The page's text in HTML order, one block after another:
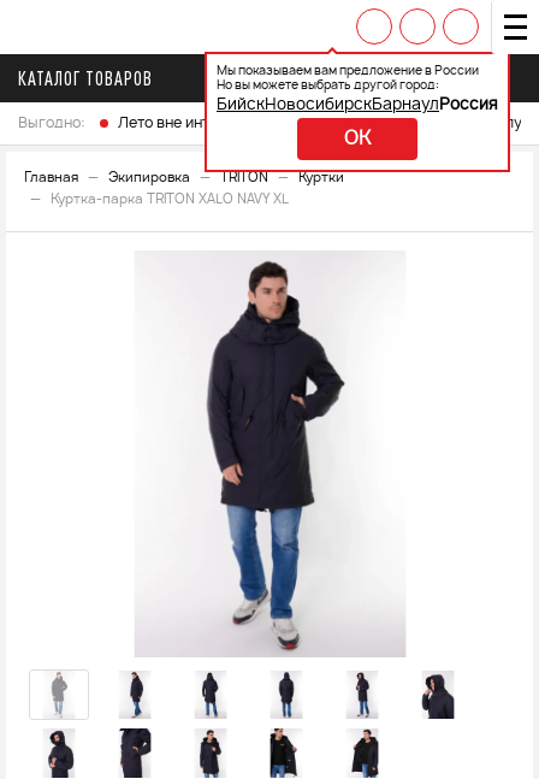
Мы показываем вам предложение в России
Но вы можете выбрать другой город:
БийскНовосибирскБарнаул Россия
OK
КАТАЛОГ ТОВАРОВ
Выгодно: Лето вне интренета Выберите свой мотоцикл и
Главная Экипировка TRITON
Куртки
Куртка-парка TRITON XALO NAVY XL